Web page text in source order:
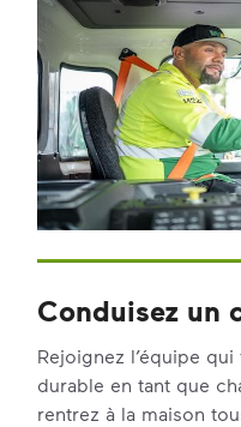
Conduisez un
Rejoignez l’équipe
durable en tant que
rentrez à la maison